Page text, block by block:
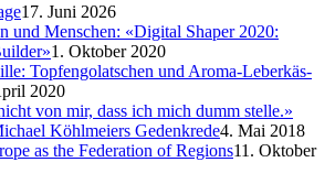
17. Juni 2026
und Menschen: «Digital Shaper 2020:
1. Oktober 2020
Topfengolatschen und Aroma-Leberkäs-
2020
von mir, dass ich mich dumm stelle.»
Köhlmeiers Gedenkrede4. Mai 2018
as the Federation of Regions11. Oktober